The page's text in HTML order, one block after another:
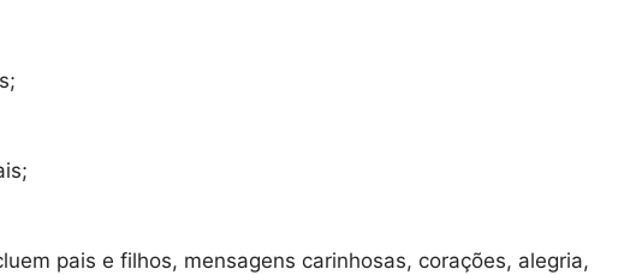
pais e filhos, mensagens carinhosas, corações, alegria,